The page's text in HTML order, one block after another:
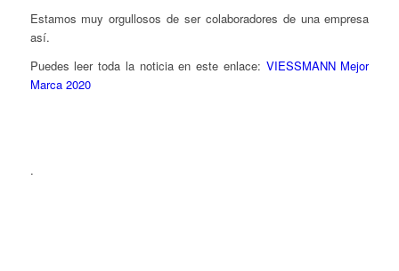
Estamos muy orgullosos de ser colaboradores de una empresa
así.
Puedes leer toda la noticia en este enlace: VIESSMANN Mejor
Marca 2020
.